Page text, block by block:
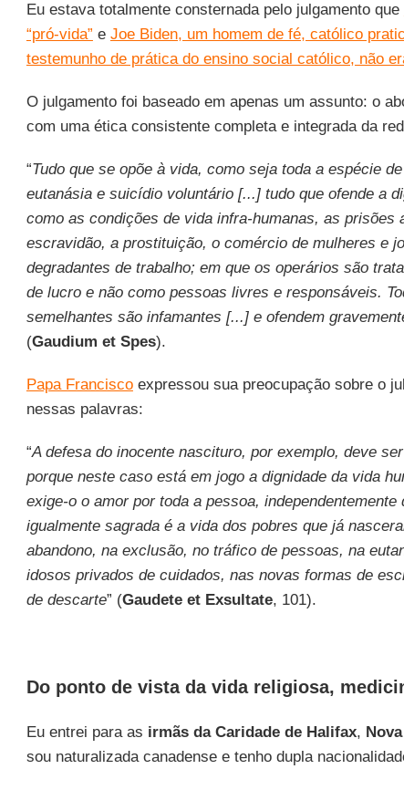
Eu estava totalmente consternada pelo julgamento que
“pró-vida” e Joe Biden, um homem de fé, católico
testemunho de prática do ensino social católico, não
O julgamento foi baseado em apenas um assunto: o
com uma ética consistente completa e integrada da
“Tudo que se opõe à vida, como seja toda a espécie
eutanásia e suicídio voluntário [...] tudo que ofende a
como as condições de vida infra-humanas, as prisões
escravidão, a prostituição, o comércio de mulheres e
degradantes de trabalho; em que os operários são
de lucro e não como pessoas livres e responsáveis.
semelhantes são infamantes [...] e ofendem
(Gaudium et Spes).
Papa Franciscoexpressou sua preocupação sobre o
nessas palavras:
“A defesa do inocente nascituro, por exemplo, deve
porque neste caso está em jogo a dignidade da vida
exige-o o amor por toda a pessoa,
igualmente sagrada é a vida dos pobres que já
abandono, na exclusão, no tráfico de pessoas, na
idosos privados de cuidados, nas novas formas de
de descarte” (Gaudete et Exsultate, 101).
Do ponto de vista da vida religiosa,
Eu entrei para as irmãs da Caridade de Halifax,
sou naturalizada canadense e tenho dupla